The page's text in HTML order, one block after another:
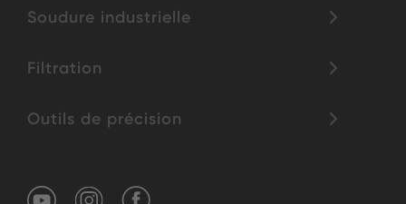
Soudure industrielle
Filtration
Outils de précision